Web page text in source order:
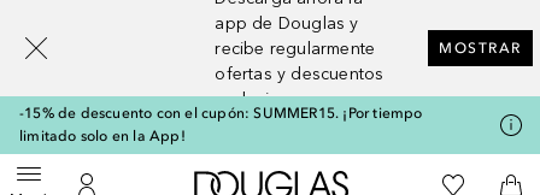
app de Douglas y
recibe regularmente
ofertas y descuentos
exclusivos
MOSTRAR
-15% de descuento con el cupón: SUMMER15. ¡Por tiempo
limitado solo en la App!
A Douglas HomeMi lista de
[navigation.slideout.screenreader]